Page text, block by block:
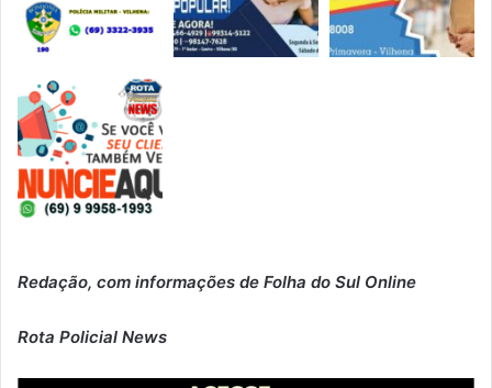
Redação, com informações de Folha do Sul Online
Rota Policial News